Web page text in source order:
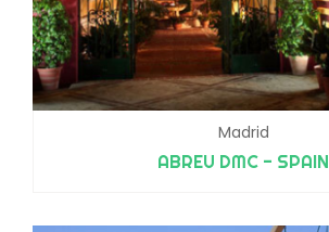
Madrid
ABREU DMC - SPAIN